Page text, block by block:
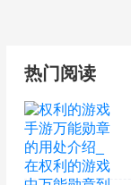
热门阅读